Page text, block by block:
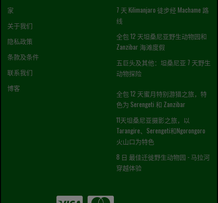
家
关于我们
隐私政策
条款及条件
联系我们
博客
7 天 Kilimanjaro 徒步经 Machame 路
线
全包 12 天坦桑尼亚野生动物园和
Zanzibar 海滩度假
五巨头及其他：坦桑尼亚 7 天野生
动物探险
全包 12 天蜜月特别游猎之旅，特
色为 Serengeti 和 Zanzibar
11天坦桑尼亚摄影之旅，以
Tarangire、Serengeti和Ngorongoro
火山口为特色
8 日 最佳迁徙野生动物园 - 马拉河
穿越体验